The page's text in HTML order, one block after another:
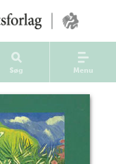
Søg Menu